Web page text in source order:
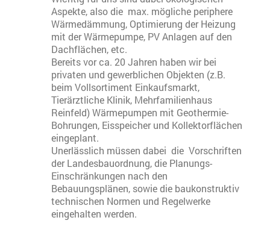
Aspekte, also die max. mögliche periphere
Wärmedämmung, Optimierung der Heizung
mit der Wärmepumpe, PV Anlagen auf den
Dachflächen, etc.
Bereits vor ca. 20 Jahren haben wir bei
privaten und gewerblichen Objekten (z.B.
beim Vollsortiment Einkaufsmarkt,
Tierärztliche Klinik, Mehrfamilienhaus
Reinfeld) Wärmepumpen mit Geothermie-
Bohrungen, Eisspeicher und Kollektorflächen
eingeplant.
Unerlässlich müssen dabei die Vorschriften
der Landesbauordnung, die Planungs-
Einschränkungen nach den
Bebauungsplänen, sowie die baukonstruktiv
technischen Normen und Regelwerke
eingehalten werden.